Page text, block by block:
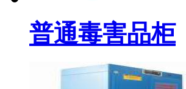
普通毒害品柜